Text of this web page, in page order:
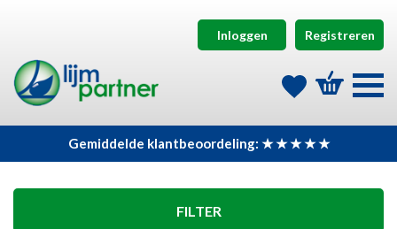
Inloggen Registreren
Gemiddelde klantbeoordeling: ★ ★ ★ ★ ★
FILTER